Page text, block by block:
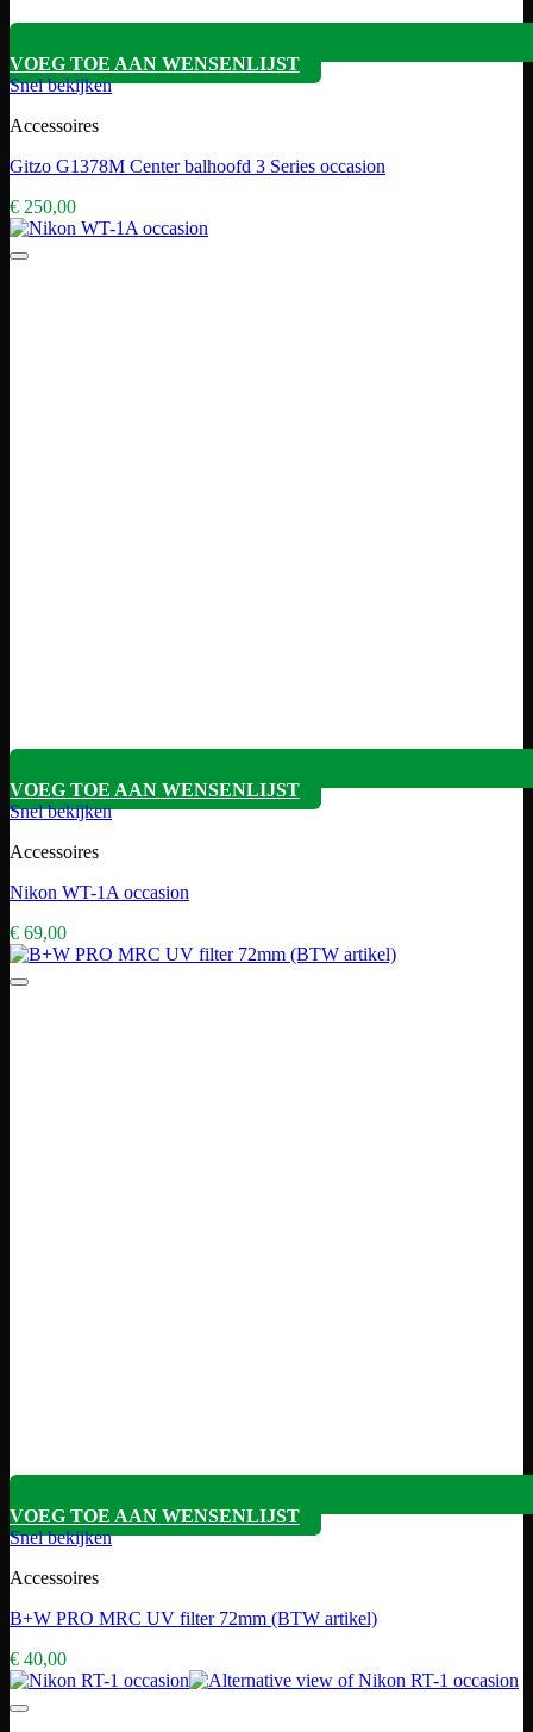
VOEG TOE AAN WENSENLIJST
Snel bekijken
Accessoires
Gitzo G1378M Center balhoofd 3 Series occasion
€ 250,00
VOEG TOE AAN WENSENLIJST
Snel bekijken
Accessoires
Nikon WT-1A occasion
€ 69,00
VOEG TOE AAN WENSENLIJST
Snel bekijken
Accessoires
B+W PRO MRC UV filter 72mm (BTW artikel)
€ 40,00